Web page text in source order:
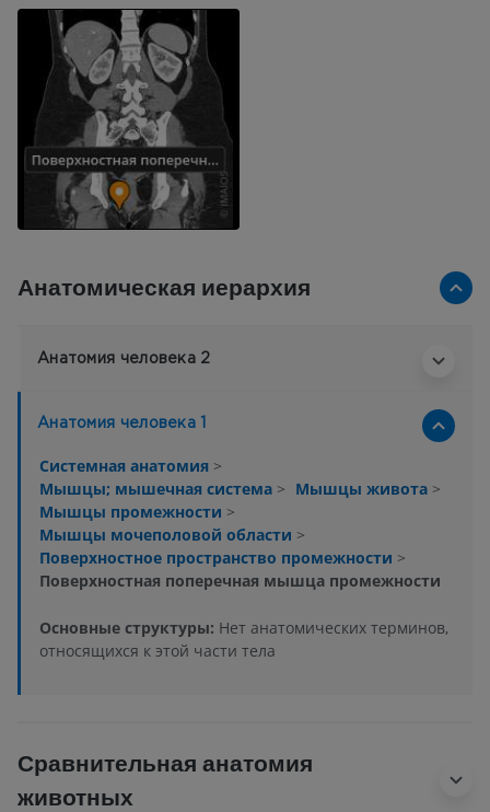
Анатомическая иерархия
Анатомия человека 2
Анатомия человека 1
Системная анатомия >
Мышцы; мышечная система > Мышцы живота >
Мышцы промежности >
Мышцы мочеполовой области >
Поверхностное пространство промежности >
Поверхностная поперечная мышца промежности
Основные структуры: Нет анатомических терминов,
относящихся к этой части тела
Сравнительная анатомия
животных